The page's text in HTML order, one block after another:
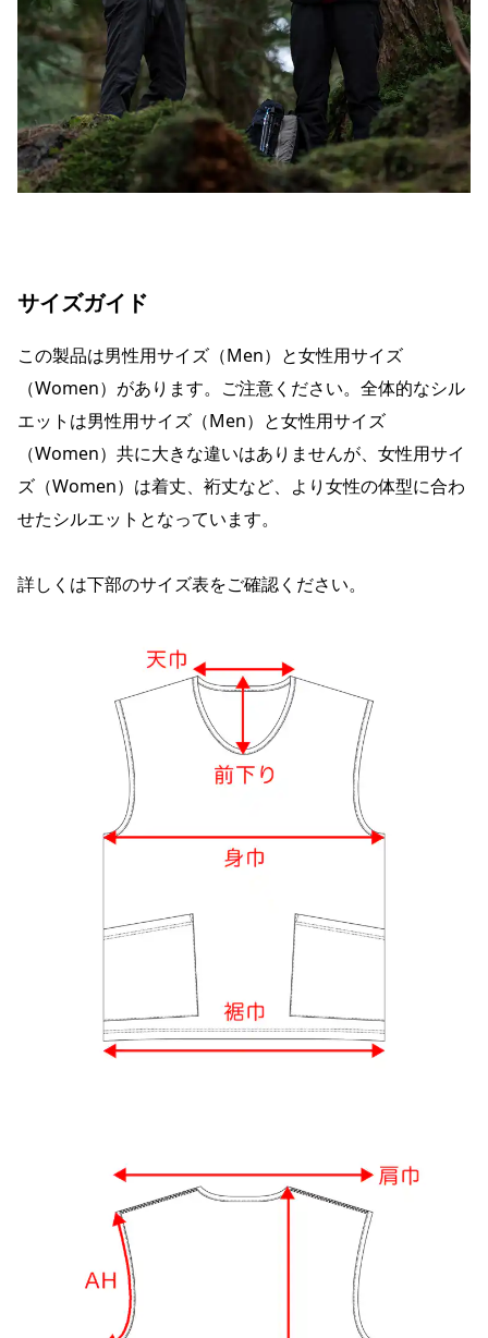
サイズガイド
この製品は男性用サイズ（Men）と女性用サイズ
（Women）があります。ご注意ください。全体的なシル
エットは男性用サイズ（Men）と女性用サイズ
（Women）共に大きな違いはありませんが、女性用サイ
ズ（Women）は着丈、裄丈など、より女性の体型に合わ
せたシルエットとなっています。
詳しくは下部のサイズ表をご確認ください。